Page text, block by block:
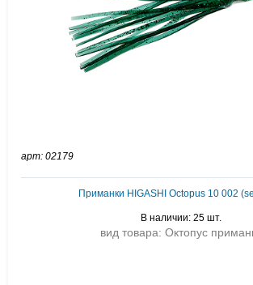
арт: 02179
Приманки HIGASHI Octopus 10 002
В наличии: 25 шт.
вид товара: Октопус